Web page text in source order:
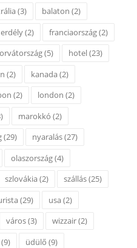
(3) balaton (2)
erdély(2) franciaország(2)
(5) hotel(23)
(2) kanada(2)
(2) london (2)
marokkó (2)
(29) nyaralás(27)
olaszország(4)
szlovákia(2) szállás(25)
(29) usa(2)
város(3) wizzair(2)
(9) üdülő (9)